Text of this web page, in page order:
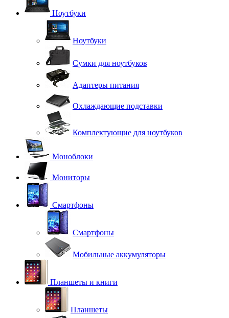
Ноутбуки
Ноутбуки
Сумки для ноутбуков
Адаптеры питания
Охлаждающие подставки
Комплектующие для ноутбуков
Моноблоки
Мониторы
Смартфоны
Смартфоны
Мобильные аккумуляторы
Планшеты и книги
Планшеты